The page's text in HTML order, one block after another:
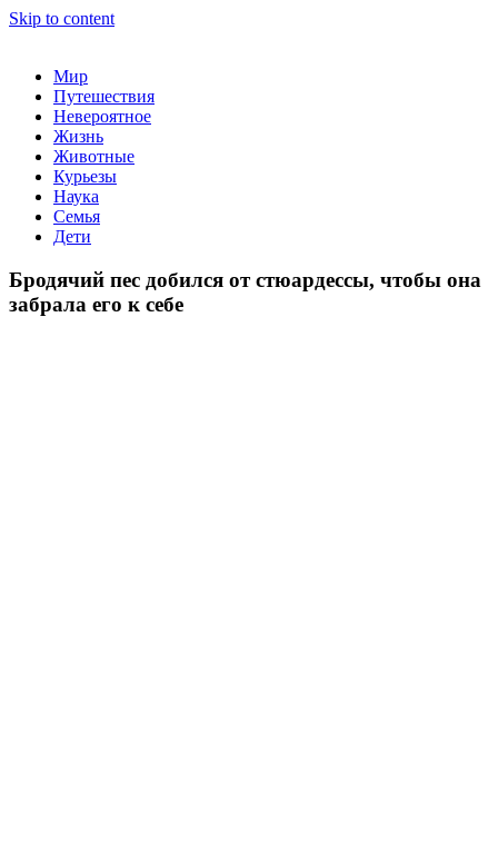
Skip to content
На нашем портале вы найдете самые интересные статьи обо
всем в мире!
Мир
Путешествия
Невероятное
Жизнь
Животные
Курьезы
Наука
Семья
Дети
Бродячий пес добился от стюардессы, чтобы она
забрала его к себе